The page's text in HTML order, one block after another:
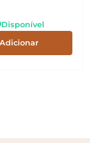
Disponível
Adicionar